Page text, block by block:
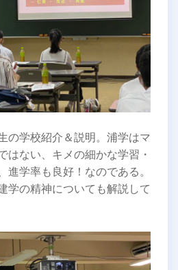
の学校紹介＆説明。浦学はマ
はない、キメの細かな学習・
学率も良好！なのである。
学の精神についても解説して